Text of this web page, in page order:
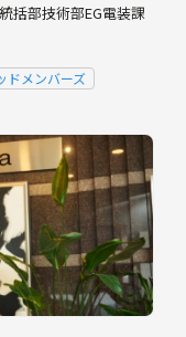
括部技術部EG電装課
ドメンバーズ